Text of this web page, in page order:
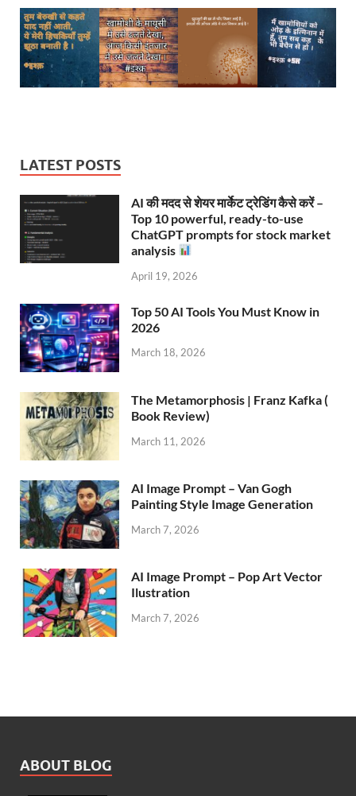
LATEST POSTS
AI की मदद से शेयर मार्केट ट्रेडिंग कैसे करें –
Top 10 powerful, ready-to-use
ChatGPT prompts for stock market
analysis
April 19, 2026
Top 50 AI Tools You Must Know in
2026
March 18, 2026
The Metamorphosis | Franz Kafka (
Book Review)
March 11, 2026
AI Image Prompt – Van Gogh
Painting Style Image Generation
March 7, 2026
AI Image Prompt – Pop Art Vector
Ilustration
March 7, 2026
ABOUT BLOG